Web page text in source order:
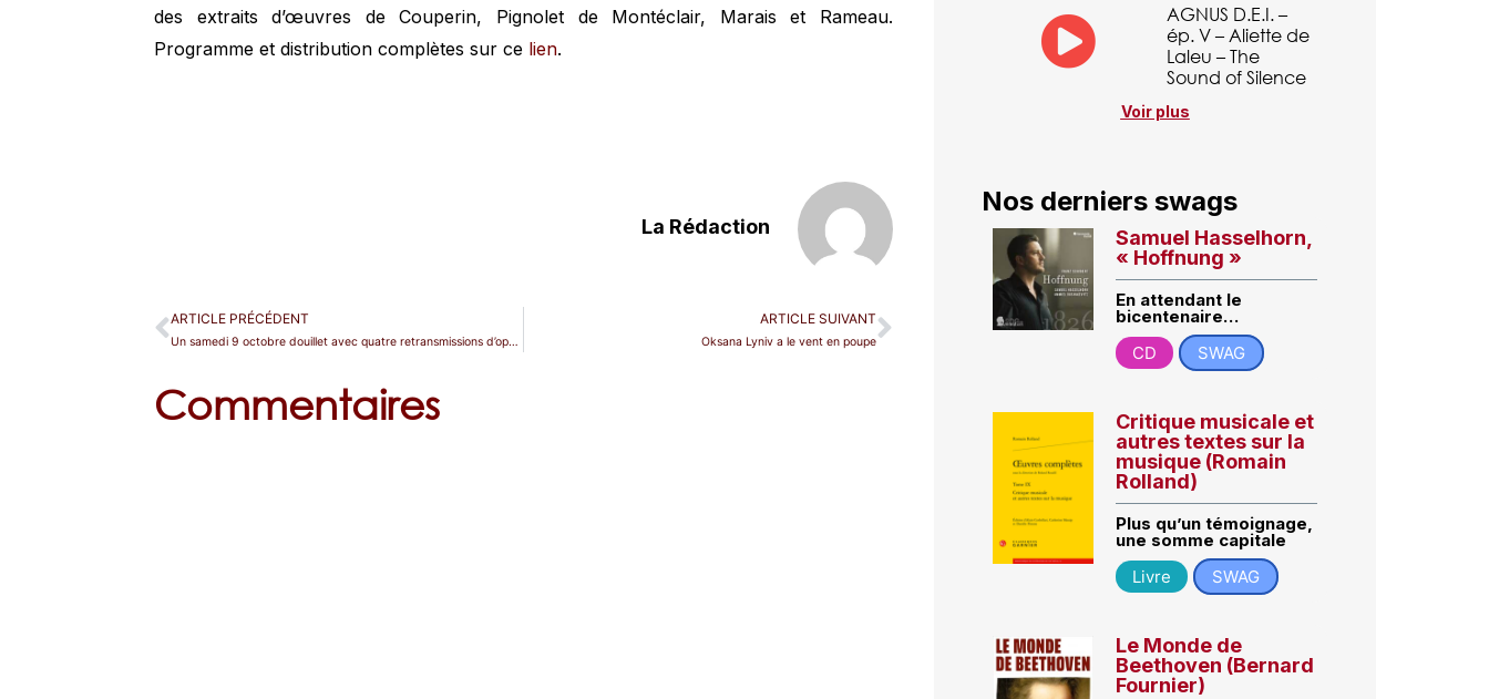
des extraits d’œuvres de Couperin, Pignolet de Montéclair, Marais et Rameau.
Programme et distribution complètes sur ce lien.
La Rédaction
ARTICLE PRÉCÉDENT
Un samedi 9 octobre douillet avec quatre retransmissions d’opéras.
ARTICLE SUIVANT
Oksana Lyniv a le vent en poupe
Commentaires
AGNUS D.E.I. –
ép. V – Aliette de
Laleu – The
Sound of Silence
Voir plus
Nos derniers swags
Samuel Hasselhorn,
« Hoffnung »
En attendant le
bicentenaire…
CD
SWAG
Critique musicale et
autres textes sur la
musique (Romain
Rolland)
Plus qu’un témoignage,
une somme capitale
Livre
SWAG
Le Monde de
Beethoven (Bernard
Fournier)